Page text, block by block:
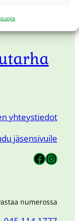
yhteystiedot
jäsensivuile
Utran Siirtolapuutarha Utran Siirtolapuutarha
numerossa